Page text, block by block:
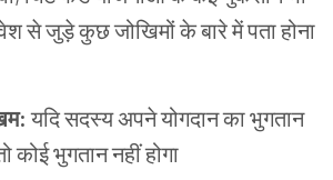
से जुड़े कुछ जोखिमों के बारे में पता होना
यदि सदस्य अपने योगदान का भुगतान
कोई भुगतान नहीं होगा